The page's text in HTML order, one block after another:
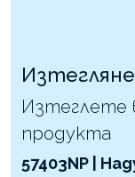
Изтеглете
продукта
57403NP |